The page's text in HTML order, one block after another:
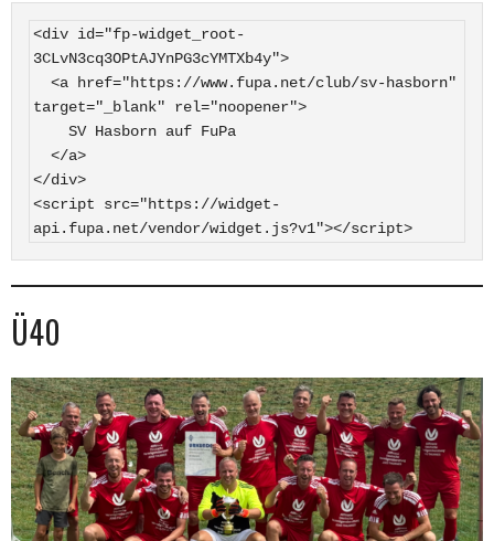
<div id="fp-widget_root-
3CLvN3cq3OPtAJYnPG3cYMTXb4y">
target="_blank" rel="noopener">
</div>
<script src="https://widget-
api.fupa.net/vendor/widget.js?v1"></script>
Ü40